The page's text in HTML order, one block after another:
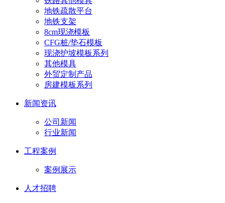
地铁疏散平台
地铁支架
8cm现浇模板
CFG桩/垫石模板
现浇护坡模板系列
其他模具
外贸定制产品
房建模板系列
新闻资讯
公司新闻
行业新闻
工程案例
案例展示
人才招聘